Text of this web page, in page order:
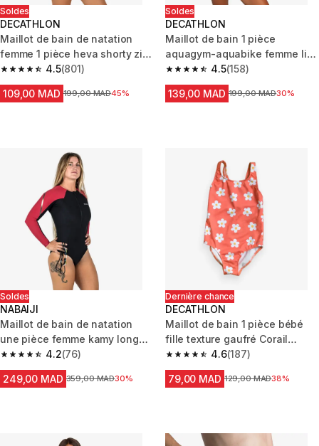
Soldes
DECATHLON
Maillot de bain de natation
femme 1 pièce heva shorty zip
noir
4.5
4.5 out of 5 stars from 801 reviews
(801)
109,00 MAD Prix avant la réduction
199,00 MAD45%
Soldes
DECATHLON
Maillot de bain 1 pièce
aquagym-aquabike femme lio
bleu
4.5
4.5 out of 5 stars from 158
(158)
139,00 MAD Prix avant la réduction
199,00 MAD30%
Soldes
NABAIJI
Maillot de bain de natation
une pièce femme kamy long
noir rubi 4.2
4.2 out of 5 stars from 76 reviews
(76)
249,00 MAD Prix avant la réduction
359,00 MAD30%
Dernière chance
DECATHLON
Maillot de bain 1 pièce bébé
fille texture gaufré Corail
imprimé Fleurs
4.6
4.6 out of 5 stars from 187
(187)
79,00 MAD Prix avant la réduction
129,00 MAD38%